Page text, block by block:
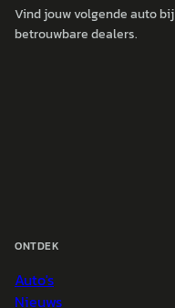
Vind jouw volgende auto bij
betrouwbare dealers.
ONTDEK
Auto's
Nieuws